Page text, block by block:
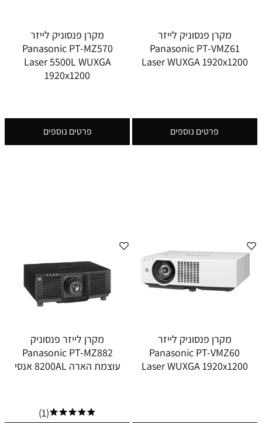
מקרן פנסוניק לייזר
Panasonic PT-VMZ61
Laser WUXGA 1920x1200
פרטים נוספים
מקרן פנסוניק לייזר
Panasonic PT-MZ570
Laser 5500L WUXGA
1920x1200
פרטים נוספים
מקרן פנסוניק לייזר
Panasonic PT-VMZ60
Laser WUXGA 1920x1200
מקרן לייזר פנסוניק
Panasonic PT-MZ882
עוצמת הארה 8200AL אנסי
(1)